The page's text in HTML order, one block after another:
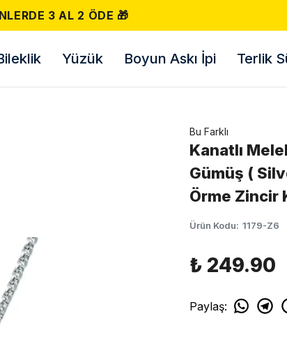
3 AL 2 ÖDE 🎁
Yüzük Boyun Askı İpi Terlik
Bu Farklı
Kanatlı
Gümüş (
Örme Zincir
Ürün Kodu: 1179-Z6
₺ 249.90
Paylaş: